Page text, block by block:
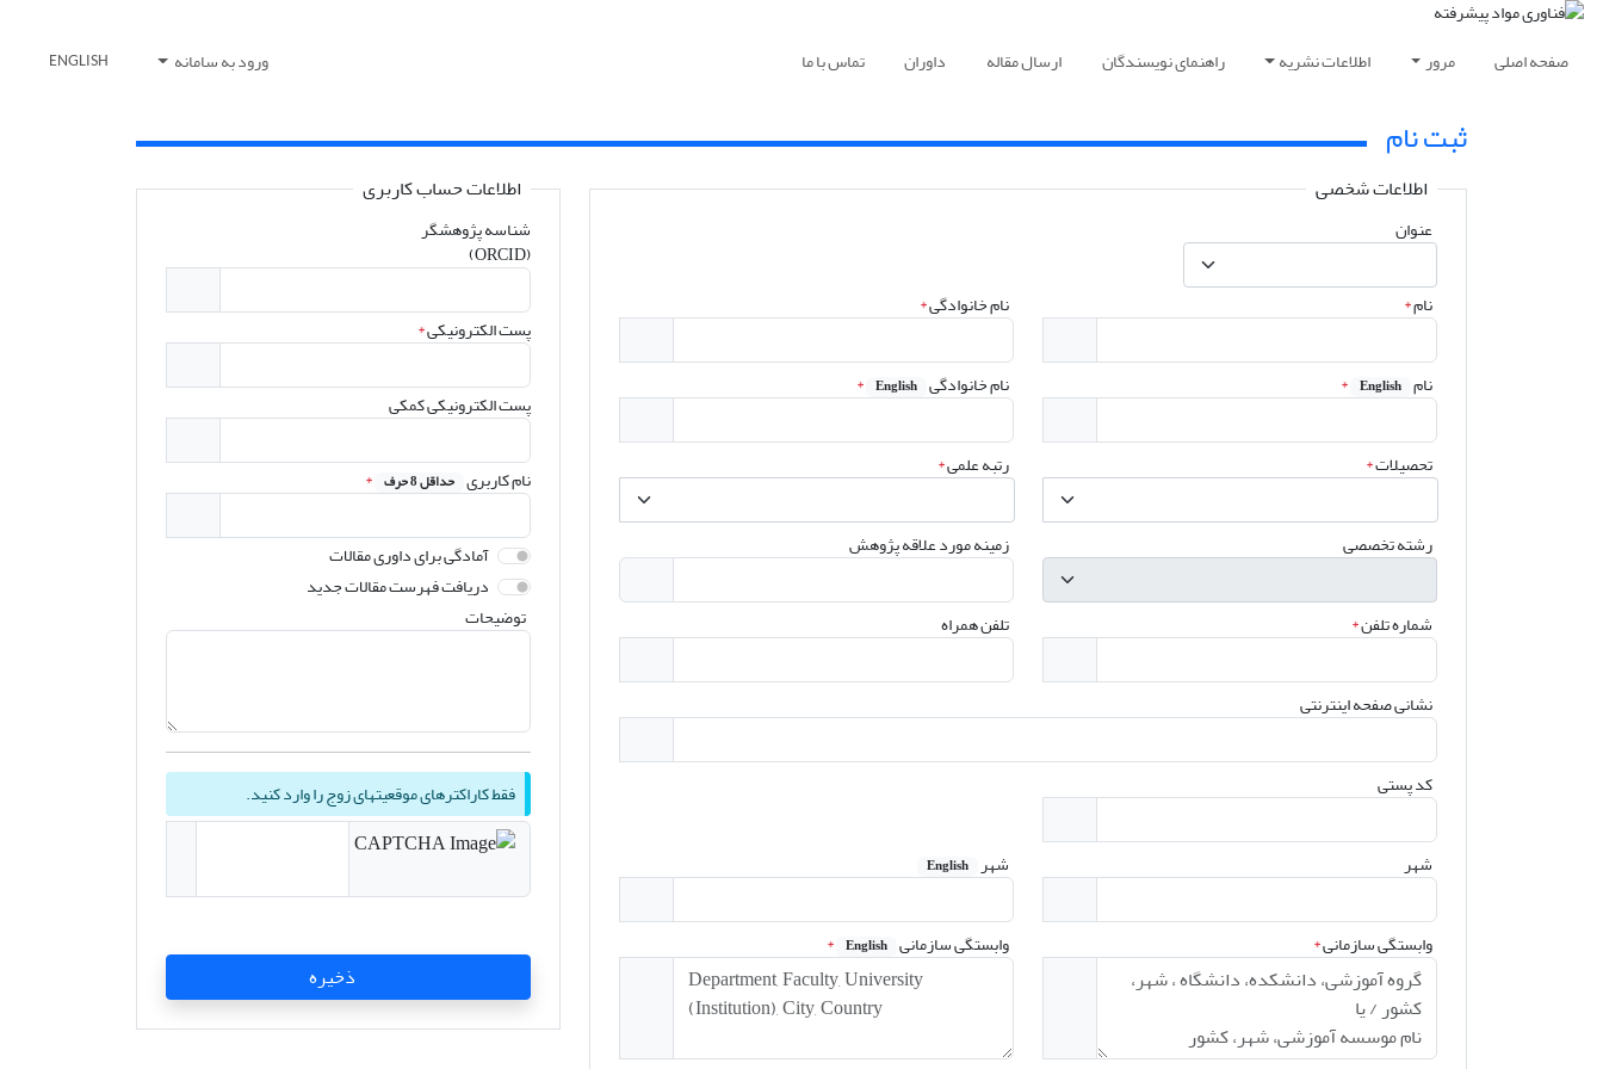
صفحه اصلی مرور اطلاعات نشریه راهنمای نویسندگان ارسال مقاله داوران تماس با ما ورود به سامانه ENGLISH
ثبت نام
اطلاعات شخصی
عنوان
نام* نام خانوادگی*
نام English
* نام خانوادگی English
*
تحصیلات* رتبه علمی*
رشته تخصصی زمینه مورد علاقه پژوهش
شماره تلفن* تلفن همراه
نشانی صفحه اینترنتی
کد پستی
شهر شهر English
وابستگی سازمانی* وابستگی سازمانی English
*
اطلاعات حساب کاربری
شناسه پژوهشگر
(ORCID)
پست الکترونیکی*
پست الکترونیکی کمکی
نام کاربری حداقل 8 حرف *
آمادگی برای داوری مقالات
دریافت فهرست مقالات جدید
توضیحات
فقط کاراکترهای موقعیتهای زوج را وارد کنید.
ذخیره